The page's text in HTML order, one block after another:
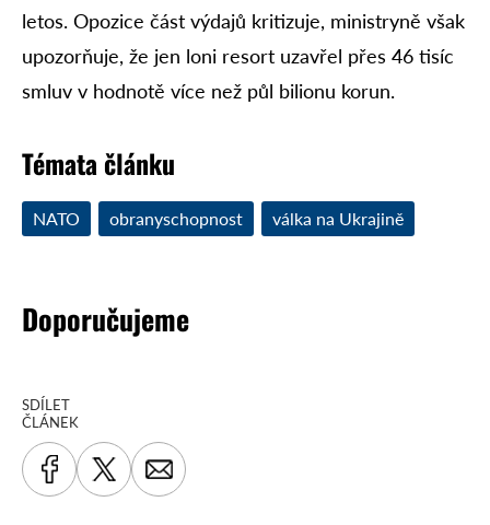
SDÍLET
ČLÁNEK
letos. Opozice část výdajů kritizuje, ministryně však
upozorňuje, že jen loni resort uzavřel přes 46 tisíc
smluv v hodnotě více než půl bilionu korun.
Témata článku
NATO obranyschopnost válka na Ukrajině
Doporučujeme